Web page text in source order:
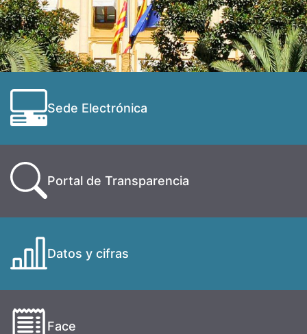
Sede Electrónica
Portal de Transparencia
Datos y cifras
Face